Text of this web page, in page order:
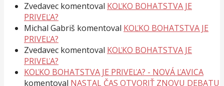
Zvedavec komentoval KOĽKO BOHATSTVA JE
PRIVEĽA?
Michal Gabriš komentoval KOĽKO BOHATSTVA JE
PRIVEĽA?
Zvedavec komentoval KOĽKO BOHATSTVA JE
PRIVEĽA?
KOĽKO BOHATSTVA JE PRIVEĽA? - NOVÁ ĽAVICA
komentoval NASTAL ČAS OTVORIŤ ZNOVU DEBATU